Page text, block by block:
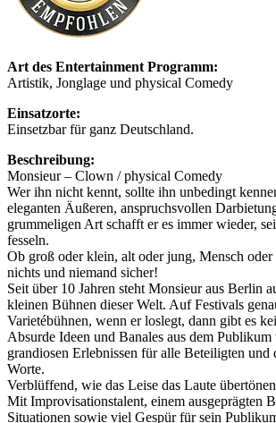
Art des Entertainment Programm:
Artistik, Jonglage und physical Comedy
Einsatzorte:
Einsetzbar für ganz Deutschland.
Beschreibung:
Monsieur – Clown / physical Comedy
Wer ihn nicht kennt, sollte ihn unbedingt
eleganten Äußeren, anspruchsvollen
grummeligen Art schafft er es immer wieder,
fesseln.
Ob groß oder klein, alt oder jung, Mensch
nichts und niemand sicher!
Seit über 10 Jahren steht Monsieur aus Berlin
kleinen Bühnen dieser Welt. Auf Festivals
Varietébühnen, wenn er loslegt, dann gibt es
Absurde Ideen und Banales aus dem
grandiosen Erlebnissen für alle Beteiligten und
Worte.
Verblüffend, wie das Leise das Laute
Mit Improvisationstalent, einem ausgeprägten
Situationen sowie viel Gespür für sein